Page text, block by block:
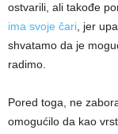
ostvarili, ali takođe
ima svoje čari , jer
shvatamo da je
radimo.
Pored toga, ne
omogućilo da kao